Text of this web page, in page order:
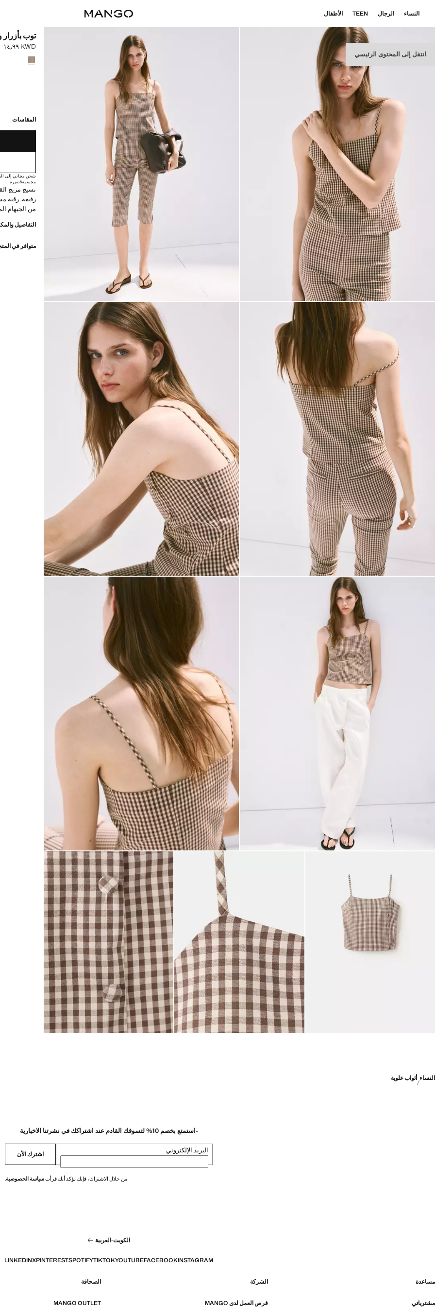
انتقل إلى المحتوى الرئيسي
النساء الرجال TEEN الأطفال
توب
السعر الحالي [KWD ١٤٫٩٩ ]
KWD ١٤٫٩٩
حدد اللون
المقاسات
شحن مجاني إلى
مجسمةقصيرة
نسيج مزيج
رفيعة. رقبة
من الجبهام
التفاصيل
متوافر في
النساء أثواب علوية
-استمتع بخصم 10% لتسوقك القادم عند اشتراكك في نشرتنا الاخبارية
البريد الإلكتروني اشترك الأن
من خلال الاشتراك، فإنك تؤكد أنك قرأتسياسة الخصوصية.
الكويت·العربية
INSTAGRAM
FACEBOOK
YOUTUBE
TIKTOK
SPOTIFY
PINTEREST
X
LINKEDIN
مساعدة الشركة الصحافة
مشترياتي فرص العمل لدى MANGO MANGO OUTLET